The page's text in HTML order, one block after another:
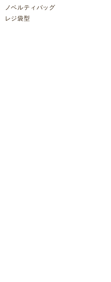
ノベルティバッグ
レジ袋型